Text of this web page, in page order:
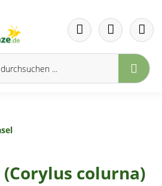
colurna)